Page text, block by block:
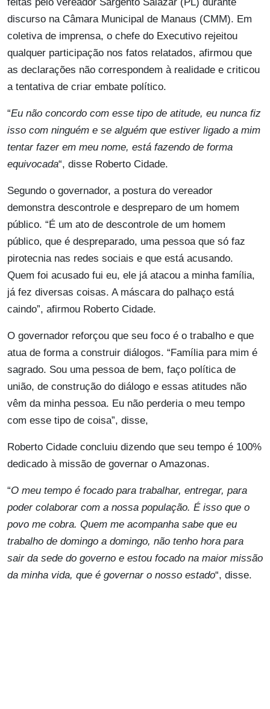
discurso na Câmara Municipal de Manaus (CMM). Em
coletiva de imprensa, o chefe do Executivo rejeitou
qualquer participação nos fatos relatados, afirmou que
as declarações não correspondem à realidade e criticou
a tentativa de criar embate político.
“Eu não concordo com esse tipo de atitude, eu nunca fiz
isso com ninguém e se alguém que estiver ligado a mim
tentar fazer em meu nome, está fazendo de forma
equivocada“, disse Roberto Cidade.
Segundo o governador, a postura do vereador
demonstra descontrole e despreparo de um homem
público. “É um ato de descontrole de um homem
público, que é despreparado, uma pessoa que só faz
pirotecnia nas redes sociais e que está acusando.
Quem foi acusado fui eu, ele já atacou a minha família,
já fez diversas coisas. A máscara do palhaço está
caindo”, afirmou Roberto Cidade.
O governador reforçou que seu foco é o trabalho e que
atua de forma a construir diálogos. “Família para mim é
sagrado. Sou uma pessoa de bem, faço política de
união, de construção do diálogo e essas atitudes não
vêm da minha pessoa. Eu não perderia o meu tempo
com esse tipo de coisa”, disse,
Roberto Cidade concluiu dizendo que seu tempo é 100%
dedicado à missão de governar o Amazonas.
“O meu tempo é focado para trabalhar, entregar, para
poder colaborar com a nossa população. É isso que o
povo me cobra. Quem me acompanha sabe que eu
trabalho de domingo a domingo, não tenho hora para
sair da sede do governo e estou focado na maior missão
da minha vida, que é governar o nosso estado“, disse.